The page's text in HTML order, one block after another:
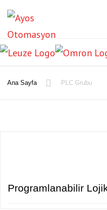
Ana Sayfa PLC Grubu
Programlanabilir